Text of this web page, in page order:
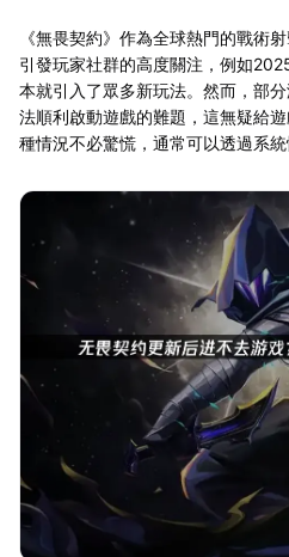
《無畏契約》作為全球熱門的戰術
引發玩家社群的高度關注，例如
本就引入了眾多新玩法。然而，部
法順利啟動遊戲的難題，這無疑給
種情況不必驚慌，通常可以透過系統